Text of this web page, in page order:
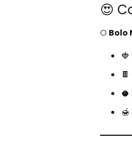
😍
O Bolo